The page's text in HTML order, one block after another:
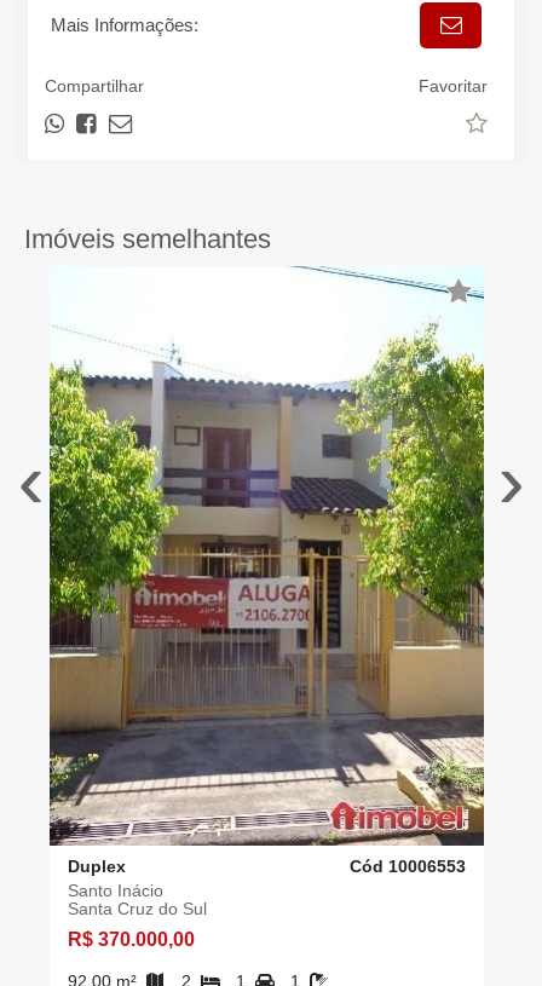
Mais Informações:
Compartilhar Favoritar
Imóveis semelhantes
‹
Duplex
Cód 10006553
Santo Inácio
Santa Cruz do Sul
R$ 370.000,00
92,00 m² 2 1 1
›